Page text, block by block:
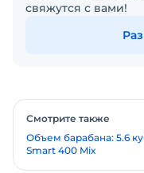
свяжутся с вами!
Смотрите также
Объем барабана: 5.6
Smart 400 Mix